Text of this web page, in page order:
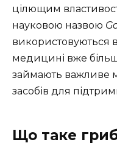
цілющим
науковою назвою
використовуються
медицині вже
займають важливе
засобів для
Що таке